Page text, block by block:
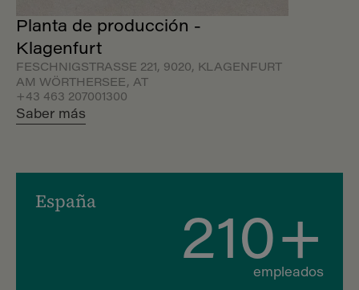
Planta de producción -
Klagenfurt
FESCHNIGSTRASSE 221, 9020, KLAGENFURT A
M WÖRTHERSEE, AT
+43 463 207001300
Saber más
España
210+
empleados